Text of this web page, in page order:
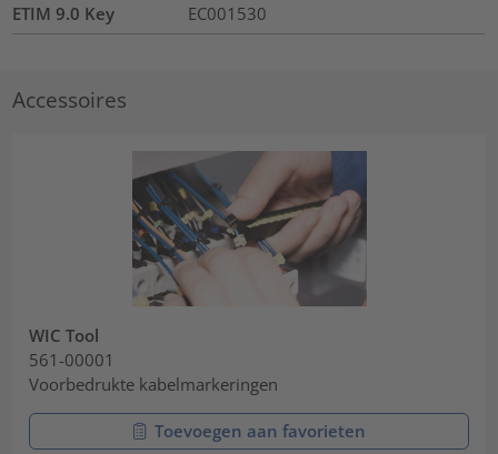
ETIM 9.0 Key
EC001530
Accessoires
WIC Tool
561-00001
Voorbedrukte kabelmarkeringen
Toevoegen aan favorieten